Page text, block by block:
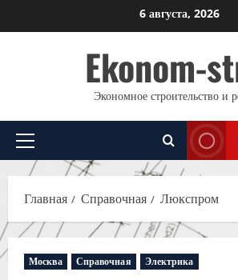
к
6 августа, 2026
Ekonom-
Экономное строительство и
Основное
меню
Главная Справочная Люкспром
Москва Справочная Электрика